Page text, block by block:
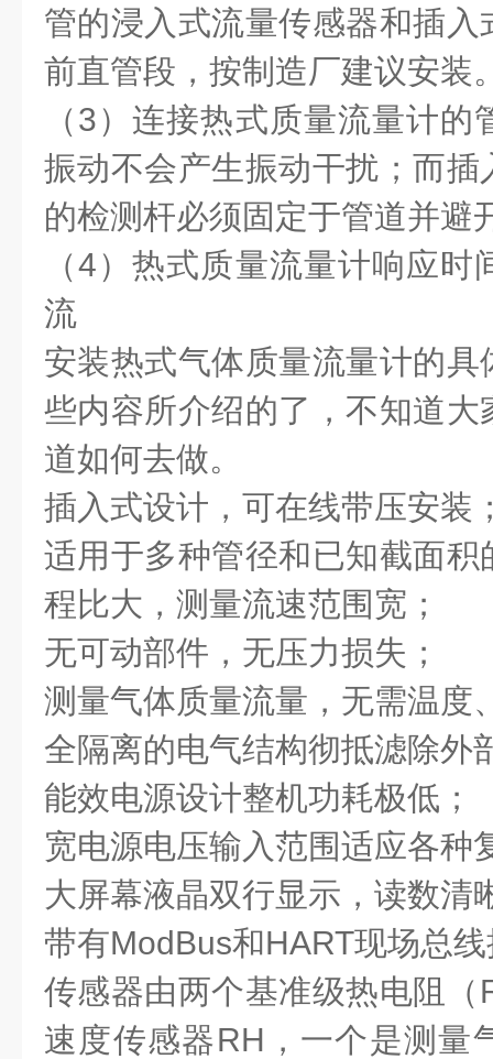
管的浸入式流量传感器和插
前直管段，按制造厂建议安装
（3）连接热式质量流量计
振动不会产生振动干扰；而
的检测杆必须固定于管道并避
（4）热式质量流量计响应
流
安装热式气体质量流量计的
些内容所介绍的了，不知道
道如何去做。
插入式设计，可在线带压安装
适用于多种管径和已知截面
程比大，测量流速范围宽；
无可动部件，无压力损失；
测量气体质量流量，无需温度
全隔离的电气结构彻抵滤除外
能效电源设计整机功耗极低；
宽电源电压输入范围适应各种
大屏幕液晶双行显示，读数清
带有ModBus和HART现场总
传感器由两个基准级热电阻（
速度传感器RH，一个是测量